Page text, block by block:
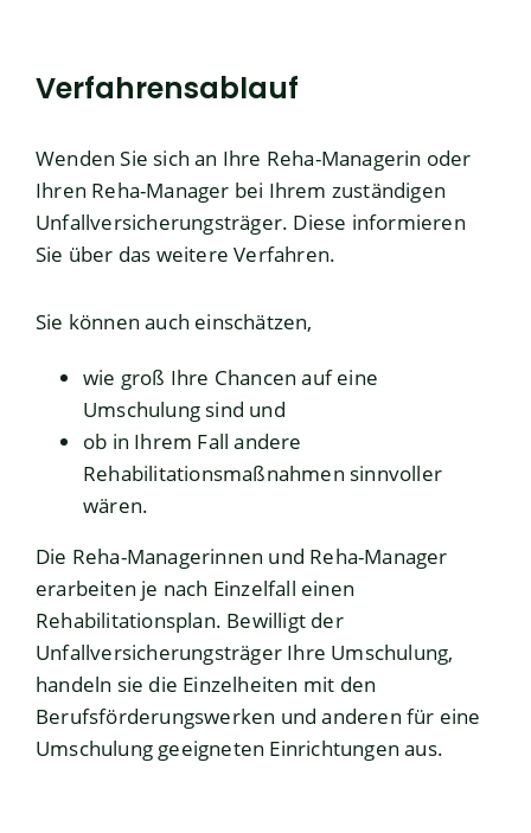
Verfahrensablauf
Wenden Sie sich an Ihre Reha-Managerin oder
Ihren Reha-Manager bei Ihrem zuständigen
Unfallversicherungsträger. Diese informieren
Sie über das weitere Verfahren.
Sie können auch einschätzen,
wie groß Ihre Chancen auf eine
Umschulung sind und
ob in Ihrem Fall andere
Rehabilitationsmaßnahmen sinnvoller
wären.
Die Reha-Managerinnen und Reha-Manager
erarbeiten je nach Einzelfall einen
Rehabilitationsplan. Bewilligt der
Unfallversicherungsträger Ihre Umschulung,
handeln sie die Einzelheiten mit den
Berufsförderungswerken und anderen für eine
Umschulung geeigneten Einrichtungen aus.